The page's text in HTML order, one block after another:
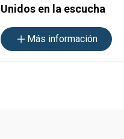
Unidos en la escucha
Más información